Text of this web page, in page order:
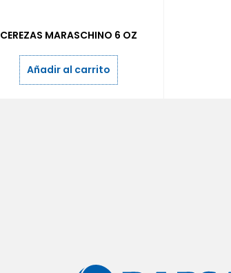
CEREZAS MARASCHINO 6 OZ
Añadir al carrito